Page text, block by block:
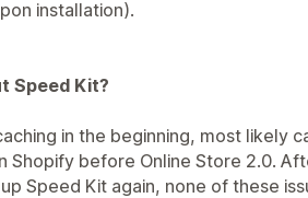
installation).
Speed Kit?
in the beginning, most likely
Shopify before Online Store 2.0.
Speed Kit again, none of these